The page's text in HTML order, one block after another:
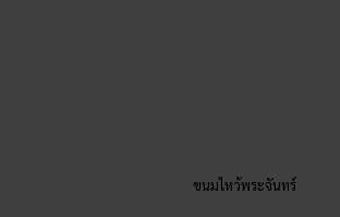
อย่างที่ได้กล่าวไปในช่วงของประวัติวันไหว้พ